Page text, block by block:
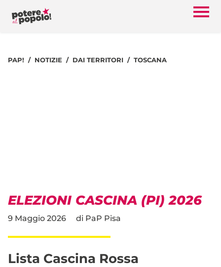
PAP! NOTIZIE DAI TERRITORI TOSCANA
ELEZIONI CASCINA (PI) 2026
9 Maggio 2026 di PaP Pisa
Lista Cascina Rossa